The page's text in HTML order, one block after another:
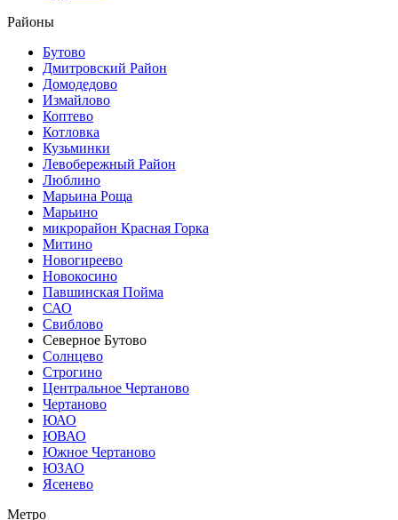
Районы
Бутово
Дмитровский Район
Домодедово
Измайлово
Коптево
Котловка
Кузьминки
Левобережный Район
Люблино
Марьина Роща
Марьино
микрорайон Красная Горка
Митино
Новогиреево
Новокосино
Павшинская Пойма
САО
Свиблово
Северное Бутово
Солнцево
Строгино
Центральное Чертаново
Чертаново
ЮАО
ЮВАО
Южное Чертаново
ЮЗАО
Ясенево
Метро